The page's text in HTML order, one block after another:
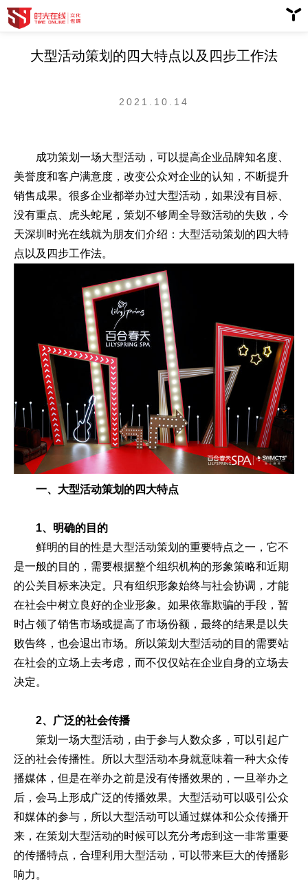
大型活动策划的四大特点以及四步工作法
2021.10.14
成功策划一场大型活动，可以提高企业品牌知名度、
美誉度和客户满意度，改变公众对企业的认知，不断提升
销售成果。很多企业都举办过大型活动，如果没有目标、
没有重点、虎头蛇尾，策划不够周全导致活动的失败，今
天深圳时光在线就为朋友们介绍：大型活动策划的四大特
点以及四步工作法。
一、大型活动策划的四大特点
1、明确的目的
鲜明的目的性是大型活动策划的重要特点之一，它不
是一般的目的，需要根据整个组织机构的形象策略和近期
的公关目标来决定。只有组织形象始终与社会协调，才能
在社会中树立良好的企业形象。如果依靠欺骗的手段，暂
时占领了销售市场或提高了市场份额，最终的结果是以失
败告终，也会退出市场。所以策划大型活动的目的需要站
在社会的立场上去考虑，而不仅仅站在企业自身的立场去
决定。
2、广泛的社会传播
策划一场大型活动，由于参与人数众多，可以引起广
泛的社会传播性。所以大型活动本身就意味着一种大众传
播媒体，但是在举办之前是没有传播效果的，一旦举办之
后，会马上形成广泛的传播效果。大型活动可以吸引公众
和媒体的参与，所以大型活动可以通过媒体和公众传播开
来，在策划大型活动的时候可以充分考虑到这一非常重要
的传播特点，合理利用大型活动，可以带来巨大的传播影
响力。